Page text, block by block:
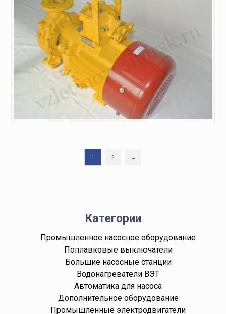
1 2 →
Категории
Промышленное насосное оборудование
Поплавковые выключатели
Большие насосные станции
Водонагреватели ВЭТ
Автоматика для насоса
Дополнительное оборудование
Промышленные электродвигатели